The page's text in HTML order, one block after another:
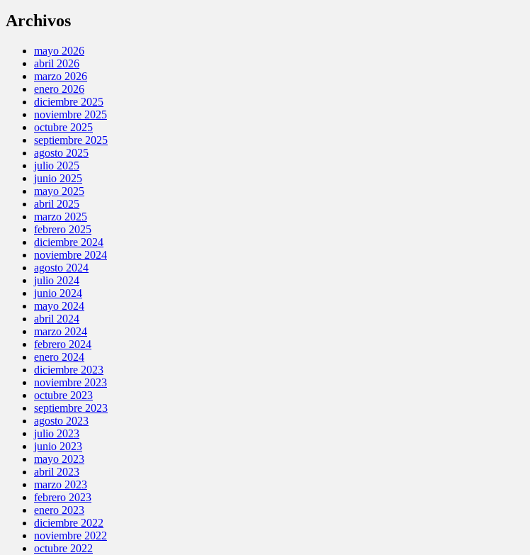
Archivos
mayo 2026
abril 2026
marzo 2026
enero 2026
diciembre 2025
noviembre 2025
octubre 2025
septiembre 2025
agosto 2025
julio 2025
junio 2025
mayo 2025
abril 2025
marzo 2025
febrero 2025
diciembre 2024
noviembre 2024
agosto 2024
julio 2024
junio 2024
mayo 2024
abril 2024
marzo 2024
febrero 2024
enero 2024
diciembre 2023
noviembre 2023
octubre 2023
septiembre 2023
agosto 2023
julio 2023
junio 2023
mayo 2023
abril 2023
marzo 2023
febrero 2023
enero 2023
diciembre 2022
noviembre 2022
octubre 2022